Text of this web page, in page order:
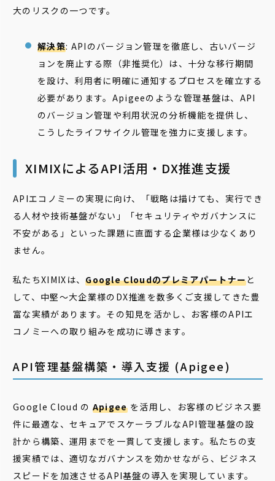
大のリスクの一つです。
解決策: APIのバージョン管理を徹底し、古いバージ
ョンを廃止する際（非推奨化）は、十分な移行期間
を設け、利用者に明確に通知するプロセスを確立する
必要があります。Apigeeのような管理基盤は、API
のバージョン管理や利用状況の分析機能を提供し、
こうしたライフサイクル管理を強力に支援します。
XIMIXによるAPI活用・DX推進支援
APIエコノミーの実現に向け、「戦略は描けても、実行でき
る人材や技術基盤がない」「セキュリティやガバナンスに
不安がある」といった課題に直面する企業様は少なくあり
ません。
私たちXIMIXは、Google Cloudのプレミアパートナーと
して、中堅〜大企業様のDX推進を数多くご支援してきた豊
富な実績があります。その知見を活かし、お客様のAPIエ
コノミーへの取り組みを成功に導きます。
API管理基盤構築・導入支援 (Apigee)
Google Cloud の Apigeeを活用し、お客様のビジネス要
件に最適な、セキュアでスケーラブルなAPI管理基盤の設
計から構築、運用までを一貫して支援します。私たちの支
援実績では、適切なガバナンスを効かせながら、ビジネス
スピードを加速させるAPI基盤の導入を実現しています。